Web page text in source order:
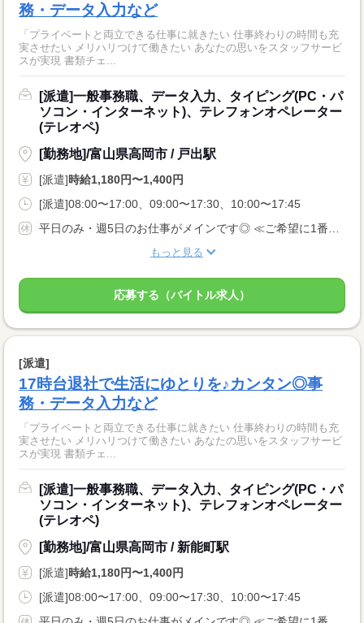
務・データ入力など
「プライベートと両立できる仕事に就きたい 仕事終わりの時間も充
実させたい メリハリつけて働きたい あなたの思いをスタッフサービ
スが実現 書類チェ...
[派遣]一般事務職、データ入力、タイピング(PC・パ
ソコン・インターネット)、テレフォンオペレーター
(テレオペ)
[勤務地]/富山県高岡市 / 戸出駅
[派遣]時給1,180円〜1,400円
[派遣]08:00〜17:00、09:00〜17:30、10:00〜17:45
もっと見る
応募する（バイトル求人）
[派遣]
17時台退社で生活にゆとりを♪カンタン◎事
務・データ入力など
「プライベートと両立できる仕事に就きたい 仕事終わりの時間も充
実させたい メリハリつけて働きたい あなたの思いをスタッフサービ
スが実現 書類チェ...
[派遣]一般事務職、データ入力、タイピング(PC・パ
ソコン・インターネット)、テレフォンオペレーター
(テレオペ)
[勤務地]/富山県高岡市 / 新能町駅
[派遣]時給1,180円〜1,400円
[派遣]08:00〜17:00、09:00〜17:30、10:00〜17:45